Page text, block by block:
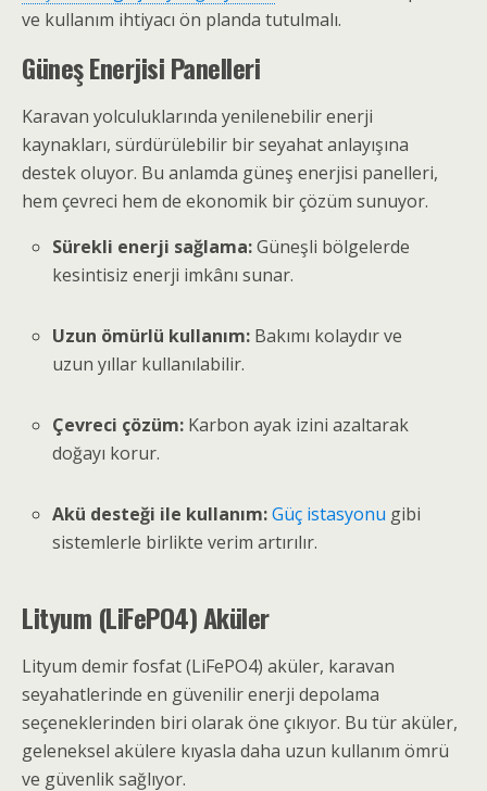
ve kullanım ihtiyacı ön planda tutulmalı.
Güneş Enerjisi Panelleri
Karavan yolculuklarında yenilenebilir enerji
kaynakları, sürdürülebilir bir seyahat anlayışına
destek oluyor. Bu anlamda güneş enerjisi panelleri,
hem çevreci hem de ekonomik bir çözüm sunuyor.
Sürekli enerji sağlama:Güneşli bölgelerde
kesintisiz enerji imkânı sunar.
Uzun ömürlü kullanım: Bakımı kolaydır ve
uzun yıllar kullanılabilir.
Çevreci çözüm: Karbon ayak izini azaltarak
doğayı korur.
Akü desteği ile kullanım: Güç istasyonu gibi
sistemlerle birlikte verim artırılır.
Lityum (LiFePO4) Aküler
Lityum demir fosfat (LiFePO4) aküler, karavan
seyahatlerinde en güvenilir enerji depolama
seçeneklerinden biri olarak öne çıkıyor. Bu tür aküler,
geleneksel akülere kıyasla daha uzun kullanım ömrü
ve güvenlik sağlıyor.